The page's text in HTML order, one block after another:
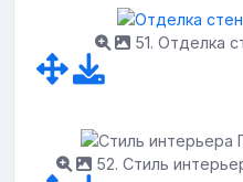
51. Отделка
52. Стиль